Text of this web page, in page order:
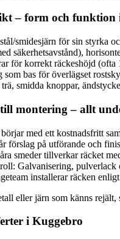
– form och funktion
smidesjärn för sin styrka
säkerhetsavstånd),
för korrekt räckeshöjd
bas för överlägset
smidda knoppar,
montering – allt
med ett kostnadsfritt
förslag på utförande och
smeder tillverkar räcket
Galvanisering,
installerar räcken
eller järn som känns
i Kuggebro